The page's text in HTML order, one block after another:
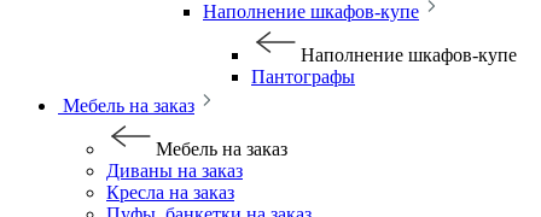
Наполнение шкафов-купе
Наполнение шкафов-купе
Пантографы
Мебель на заказ
Мебель на заказ
Диваны на заказ
Кресла на заказ